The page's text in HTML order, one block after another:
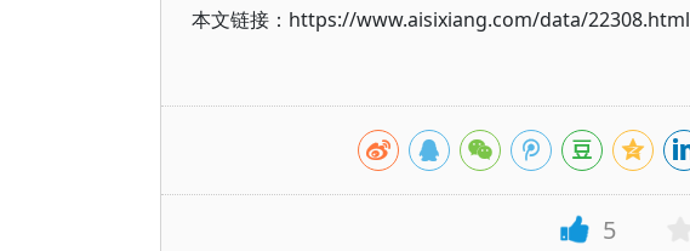
本文链接：https://www.aisixiang.com/data/22308.html
5